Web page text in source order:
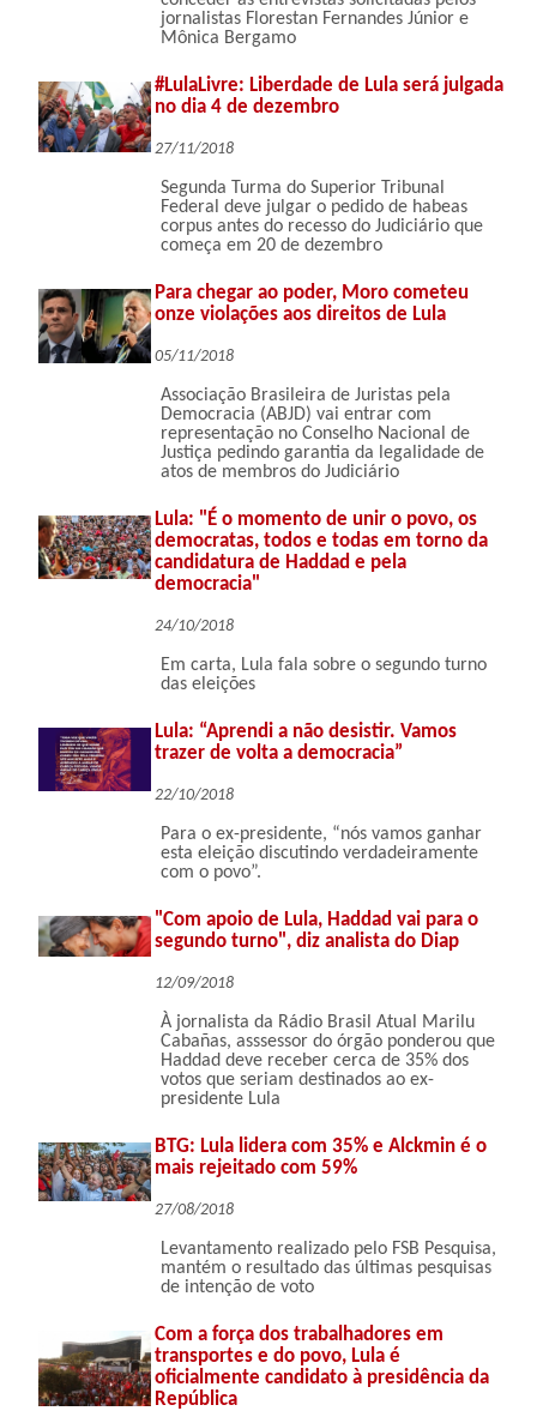
jornalistas Florestan Fernandes Júnior e
Mônica Bergamo
#LulaLivre: Liberdade de Lula será julgada
no dia 4 de dezembro
27/11/2018
Segunda Turma do Superior Tribunal
Federal deve julgar o pedido de habeas
corpus antes do recesso do Judiciário que
começa em 20 de dezembro
Para chegar ao poder, Moro cometeu
onze violações aos direitos de Lula
05/11/2018
Associação Brasileira de Juristas pela
Democracia (ABJD) vai entrar com
representação no Conselho Nacional de
Justiça pedindo garantia da legalidade de
atos de membros do Judiciário
Lula: "É o momento de unir o povo, os
democratas, todos e todas em torno da
candidatura de Haddad e pela
democracia"
24/10/2018
Em carta, Lula fala sobre o segundo turno
das eleições
Lula: “Aprendi a não desistir. Vamos
trazer de volta a democracia”
22/10/2018
Para o ex-presidente, “nós vamos ganhar
esta eleição discutindo verdadeiramente
com o povo”.
"Com apoio de Lula, Haddad vai para o
segundo turno", diz analista do Diap
12/09/2018
À jornalista da Rádio Brasil Atual Marilu
Cabañas, asssessor do órgão ponderou que
Haddad deve receber cerca de 35% dos
votos que seriam destinados ao ex-
presidente Lula
BTG: Lula lidera com 35% e Alckmin é o
mais rejeitado com 59%
27/08/2018
Levantamento realizado pelo FSB Pesquisa,
mantém o resultado das últimas pesquisas
de intenção de voto
Com a força dos trabalhadores em
transportes e do povo, Lula é
oficialmente candidato à presidência da
República